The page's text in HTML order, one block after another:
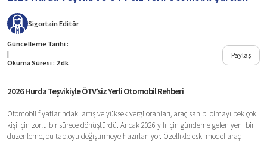
Sigortain Editör
Güncelleme Tarihi :
|
Okuma Süresi : 2 dk
Paylaş
2026 Hurda Teşvikiyle ÖTV’siz Yerli Otomobil Rehberi
Otomobil fiyatlarındaki artış ve yüksek vergi oranları, araç sahibi olmayı pek çok
kişi için zorlu bir sürece dönüştürdü. Ancak 2026 yılı için gündeme gelen yeni bir
düzenleme, bu tabloyu değiştirmeye hazırlanıyor. Özellikle eski model araç